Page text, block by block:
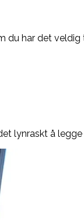
du har det
lynraskt å